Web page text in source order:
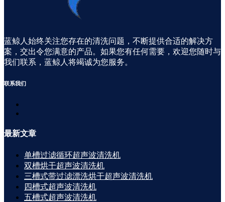
蓝鲸人始终关注您存在的清洗问题，不断提供合适的解决方
案，交出令您满意的产品。如果您有任何需要，欢迎您随时与
我们联系，蓝鲸人将竭诚为您服务。
联系我们
最新文章
单槽过滤循环超声波清洗机
双槽烘干超声波清洗机
三槽式带过滤漂洗烘干超声波清洗机
四槽式超声波清洗机
五槽式超声波清洗机